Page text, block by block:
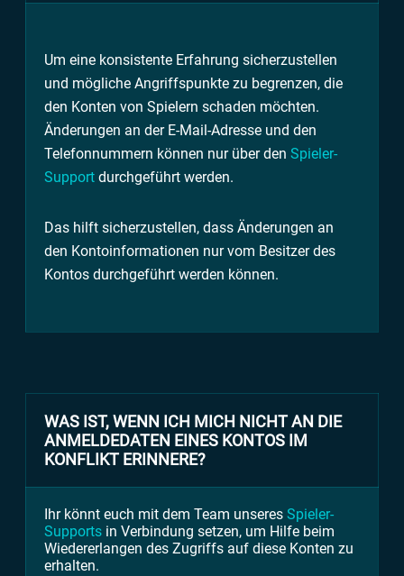
Um eine konsistente Erfahrung sicherzustellen
und mögliche Angriffspunkte zu begrenzen, die
den Konten von Spielern schaden möchten.
Änderungen an der E-Mail-Adresse und den
Telefonnummern können nur über den Spieler-
Support durchgeführt werden.
Das hilft sicherzustellen, dass Änderungen an
den Kontoinformationen nur vom Besitzer des
Kontos durchgeführt werden können.
WAS IST, WENN ICH MICH NICHT AN DIE
ANMELDEDATEN EINES KONTOS IM
KONFLIKT ERINNERE?
Ihr könnt euch mit dem Team unseres Spieler-
Supports in Verbindung setzen, um Hilfe beim
Wiedererlangen des Zugriffs auf diese Konten zu
erhalten.